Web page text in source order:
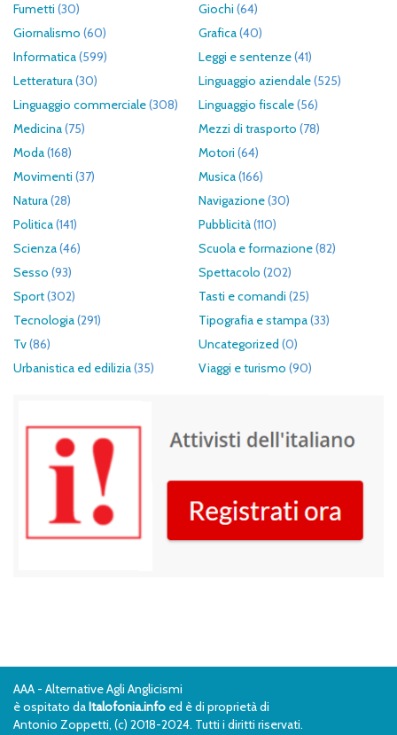
Fumetti (30) Giochi (64)
Giornalismo (60) Grafica(40)
Informatica(599) Leggi e sentenze(41)
Letteratura(30) Linguaggio aziendale(525)
Linguaggio commerciale(308) Linguaggio fiscale(56)
Medicina(75) Mezzi di trasporto (78)
Moda(168) Motori (64)
Movimenti (37) Musica(166)
Natura(28) Navigazione(30)
Politica(141) Pubblicità(110)
Scienza(46) Scuola e formazione(82)
Sesso (93) Spettacolo (202)
Sport(302) Tasti e comandi (25)
Tecnologia(291) Tipografia e stampa(33)
Tv(86) Uncategorized (0)
Urbanistica ed edilizia(35) Viaggi e turismo (90)
AAA - Alternative Agli Anglicismi
è ospitato daItalofonia.info ed è di proprietà di
Antonio Zoppetti, (c) 2018-2024. Tutti i diritti riservati.